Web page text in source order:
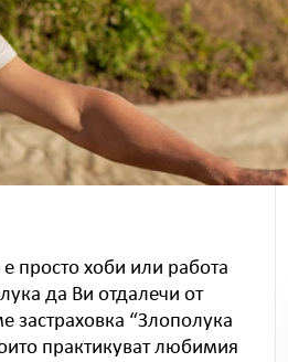
е просто хоби или работа
да Ви отдалечи от
застраховка “Злополука
практикуват любимия